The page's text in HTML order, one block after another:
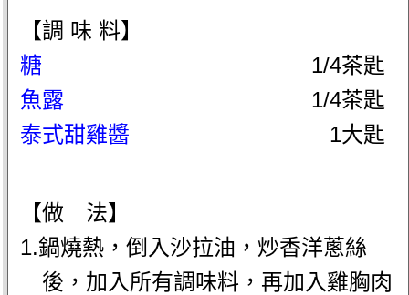
【調 味 料】
糖
1/4茶匙
魚露
1/4茶匙
泰式甜雞醬
1大匙
【做 法】
1.鍋燒熱，倒入沙拉油，炒香洋蔥絲
後，加入所有調味料，再加入雞胸肉